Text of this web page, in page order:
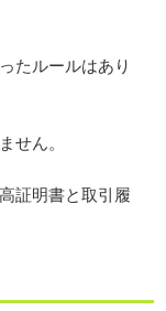
たルールはあり
せん。
証明書と取引履